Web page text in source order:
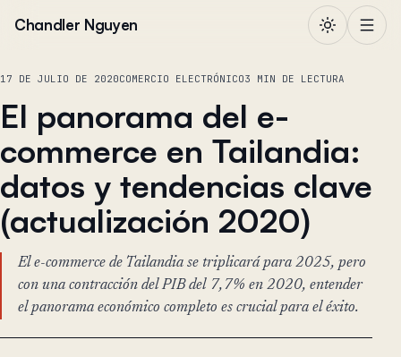
Chandler Nguyen
17 DE JULIO DE 2020COMERCIO ELECTRÓNICO3 MIN DE LECTURA
El panorama del e-
commerce en Tailandia:
datos y tendencias clave
(actualización 2020)
El e-commerce de Tailandia se triplicará para 2025, pero
con una contracción del PIB del 7,7% en 2020, entender
el panorama económico completo es crucial para el éxito.